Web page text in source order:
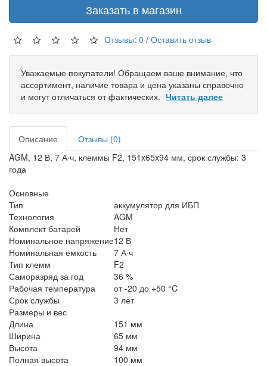
Заказать в магазин
Отзывы: 0 / Оставить отзыв
Уважаемые покупатели! Обращаем ваше внимание, что
ассортимент, наличие товара и цена указаны справочно
и могут отличаться от фактических. Читать далее
Описание
Отзывы (0)
AGM, 12 В, 7 А·ч, клеммы F2, 151x65x94 мм, срок службы: 3
года
Основные
Тип
аккумулятор для ИБП
Технология
AGM
Комплект батарей
Нет
Номинальное напряжение12 В
Номинальная ёмкость
7 А·ч
Тип клемм
F2
Саморазряд за год
36 %
Рабочая температура
от -20 до +50 °C
Срок службы
3 лет
Размеры и вес
Длина
151 мм
Ширина
65 мм
Высота
94 мм
Полная высота
100 мм